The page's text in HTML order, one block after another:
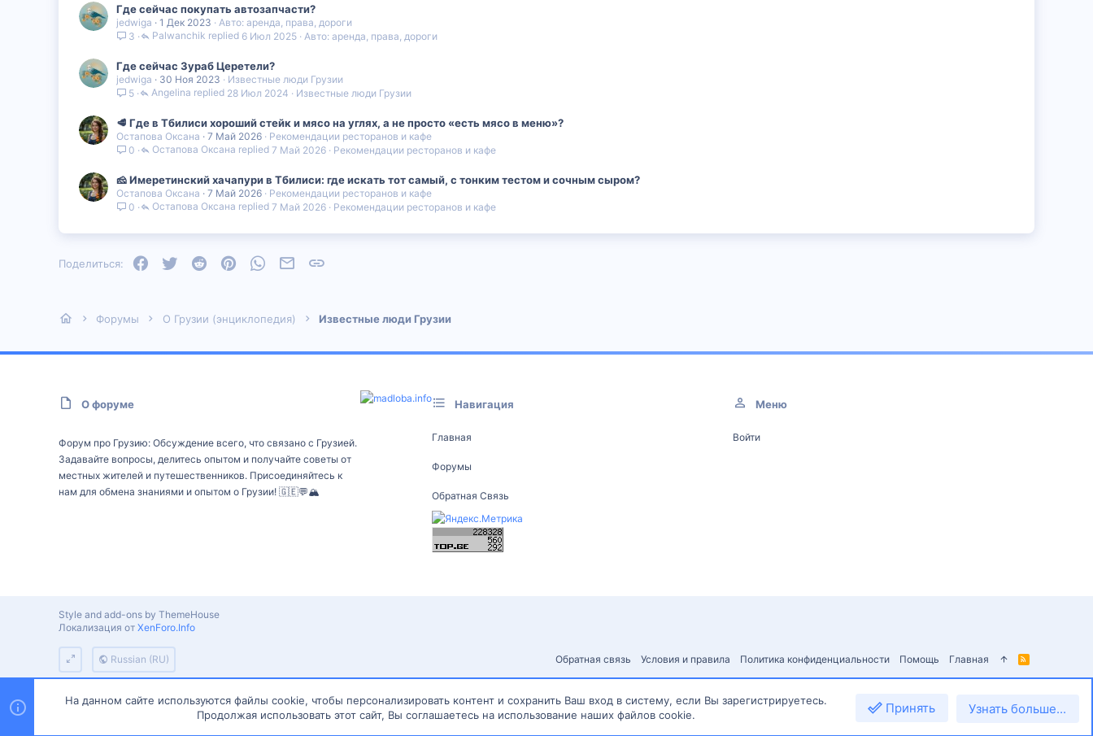
Где сейчас покупать автозапчасти?
jedwiga 1 Дек 2023
Авто: аренда, права, дороги
3
Авто: аренда, права, дороги
6 Июл 2025
Palwanchik
Где сейчас Зураб Церетели?
jedwiga 30 Ноя 2023
Известные люди Грузии
5
Известные люди Грузии
28 Июл 2024
Angelina
🥩 Где в Тбилиси хороший стейк и мясо на углях, а не просто «есть мясо в меню»?
Остапова Оксана 7 Май 2026
Рекомендации ресторанов и кафе
0
Рекомендации ресторанов и кафе
7 Май 2026
Остапова Оксана
🧀 Имеретинский хачапури в Тбилиси: где искать тот самый, с тонким тестом и сочным сыром?
Остапова Оксана 7 Май 2026
Рекомендации ресторанов и кафе
0
Рекомендации ресторанов и кафе
7 Май 2026
Остапова Оксана
Поделиться: Facebook
Twitter Reddit PinterestWhatsAppЭлектронная почта
Форумы О Грузии (энциклопедия) Известные люди Грузии
О форуме
Форум про Грузию: Обсуждение всего, что связано с Грузией.
Задавайте вопросы, делитесь опытом и получайте советы от
местных жителей и путешественников. Присоединяйтесь к
нам для обмена знаниями и опытом о Грузии! 🇬🇪💬🏔️
Навигация
Главная
Форумы
Обратная Связь
Меню
Войти
Russian (RU) Обратная связь Условия и правила Политика конфиденциальности Помощь Главная
R
S
Style and add-ons by ThemeHouse
Локализация от XenForo.Info
На данном сайте используются файлы cookie, чтобы персонализировать контент и сохранить Ваш вход в систему, если Вы зарегистрируетесь.
Продолжая использовать этот сайт, Вы соглашаетесь на использование наших файлов cookie.
Принять Узнать больше...